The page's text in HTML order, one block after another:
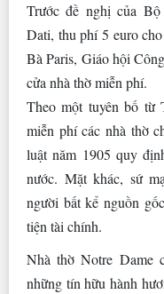
Trước đề nghị của Bộ
Dati, thu phí 5 euro
Bà Paris, Giáo hội
cửa nhà thờ miễn phí.
Theo một tuyên bố từ
miễn phí các nhà thờ
luật năm 1905 quy
nước. Mặt khác, sứ
người bất kể nguồn
tiện tài chính.
Nhà thờ Notre Dame
những tín hữu hành